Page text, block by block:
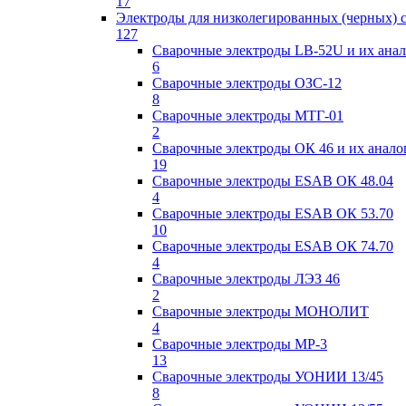
Электроды для низколегированных (черных)
127
Сварочные электроды LB-52U и их
6
Сварочные электроды ОЗС-12
8
Сварочные электроды МТГ-01
2
Сварочные электроды ОК 46 и их
19
Сварочные электроды ESAB ОК 48.04
4
Сварочные электроды ESAB ОК 53.70
10
Сварочные электроды ESAB ОК 74.70
4
Сварочные электроды ЛЭЗ 46
2
Сварочные электроды МОНОЛИТ
4
Сварочные электроды МР-3
13
Сварочные электроды УОНИИ 13/45
8